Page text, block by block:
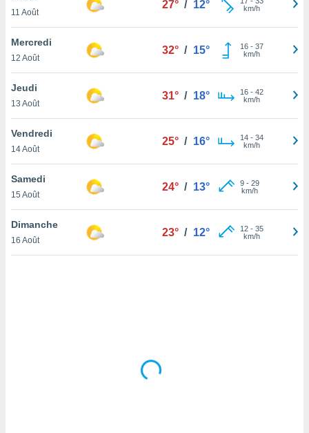
le
ainsi
un
la
du
en
de
11 Août
27° / 12°
km/h
Mercredi
12 Août
32° / 15° 16- 37
km/h
Jeudi
13 Août
31° / 18° 16- 42
km/h
Vendredi
14 Août
25° / 16° 14- 34
km/h
Samedi
15 Août
24° / 13° 9- 29
km/h
Dimanche
16 Août
23° / 12° 12- 35
km/h